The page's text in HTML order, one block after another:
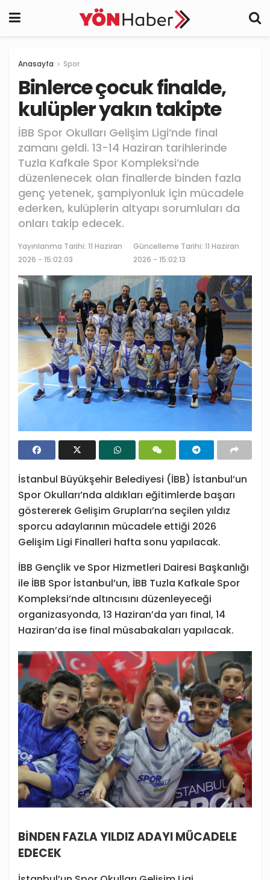
Anasayfa Spor
Binlerce çocuk finalde,
kulüpler yakın takipte
İBB Spor Okulları Gelişim Ligi’nde final
zamanı geldi. 13-14 Haziran tarihlerinde
Tuzla Kafkale Spor Kompleksi’nde
düzenlenecek olan finallerde binden fazla
genç yetenek, şampiyonluk için mücadele
ederken, kulüplerin altyapı sorumluları da
onları takip edecek.
Yayınlanma Tarihi: 11 Haziran
2026 - 15:02:03
Güncelleme Tarihi: 11 Haziran
2026 - 15:02:13
İstanbul Büyükşehir Belediyesi (İBB) İstanbul’un
Spor Okulları’nda aldıkları eğitimlerde başarı
göstererek Gelişim Grupları’na seçilen yıldız
sporcu adaylarının mücadele ettiği 2026
Gelişim Ligi Finalleri hafta sonu yapılacak.
İBB Gençlik ve Spor Hizmetleri Dairesi Başkanlığı
ile İBB Spor İstanbul’un, İBB Tuzla Kafkale Spor
Kompleksi’nde altıncısını düzenleyeceği
organizasyonda, 13 Haziran’da yarı final, 14
Haziran’da ise final müsabakaları yapılacak.
BİNDEN FAZLA YILDIZ ADAYI MÜCADELE
EDECEK